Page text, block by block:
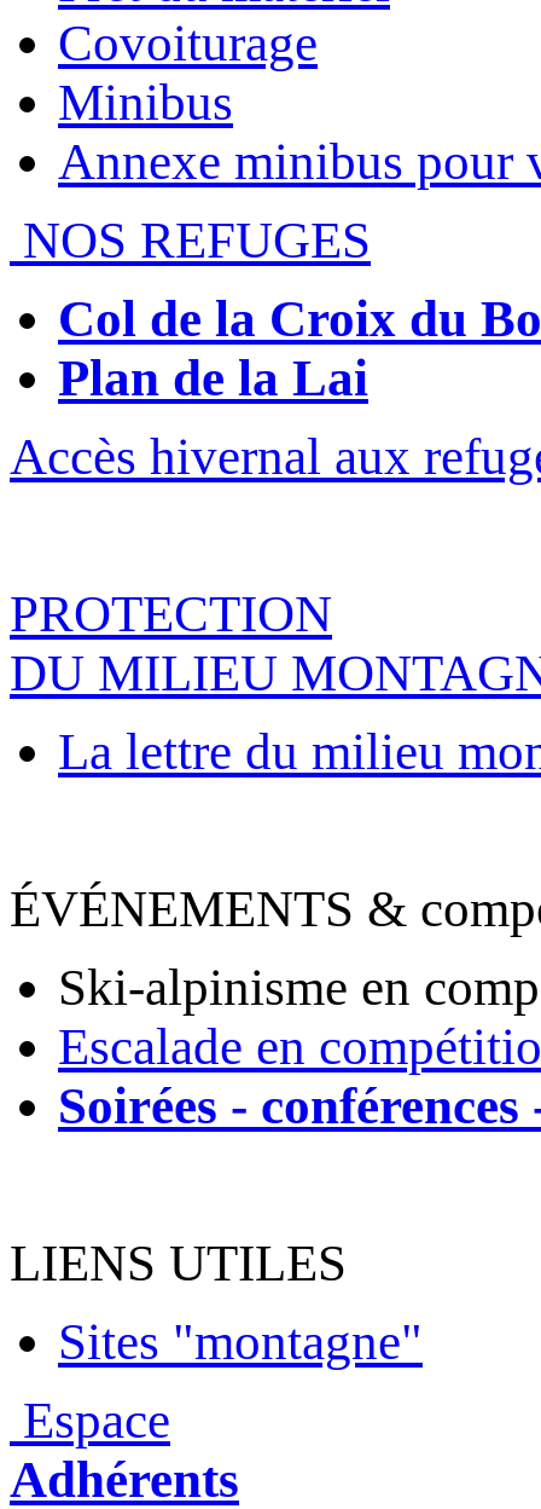
Covoiturage
Minibus
Annexe minibus pour
NOS REFUGES
Col de la Croix du
Plan de la Lai
Accès hivernal aux
PROTECTION
DU MILIEU
La lettre du milieu
ÉVÉNEMENTS &
Ski-alpinisme en
Escalade en
Soirées - conférences
LIENS UTILES
Sites "montagne"
Espace
Adhérents